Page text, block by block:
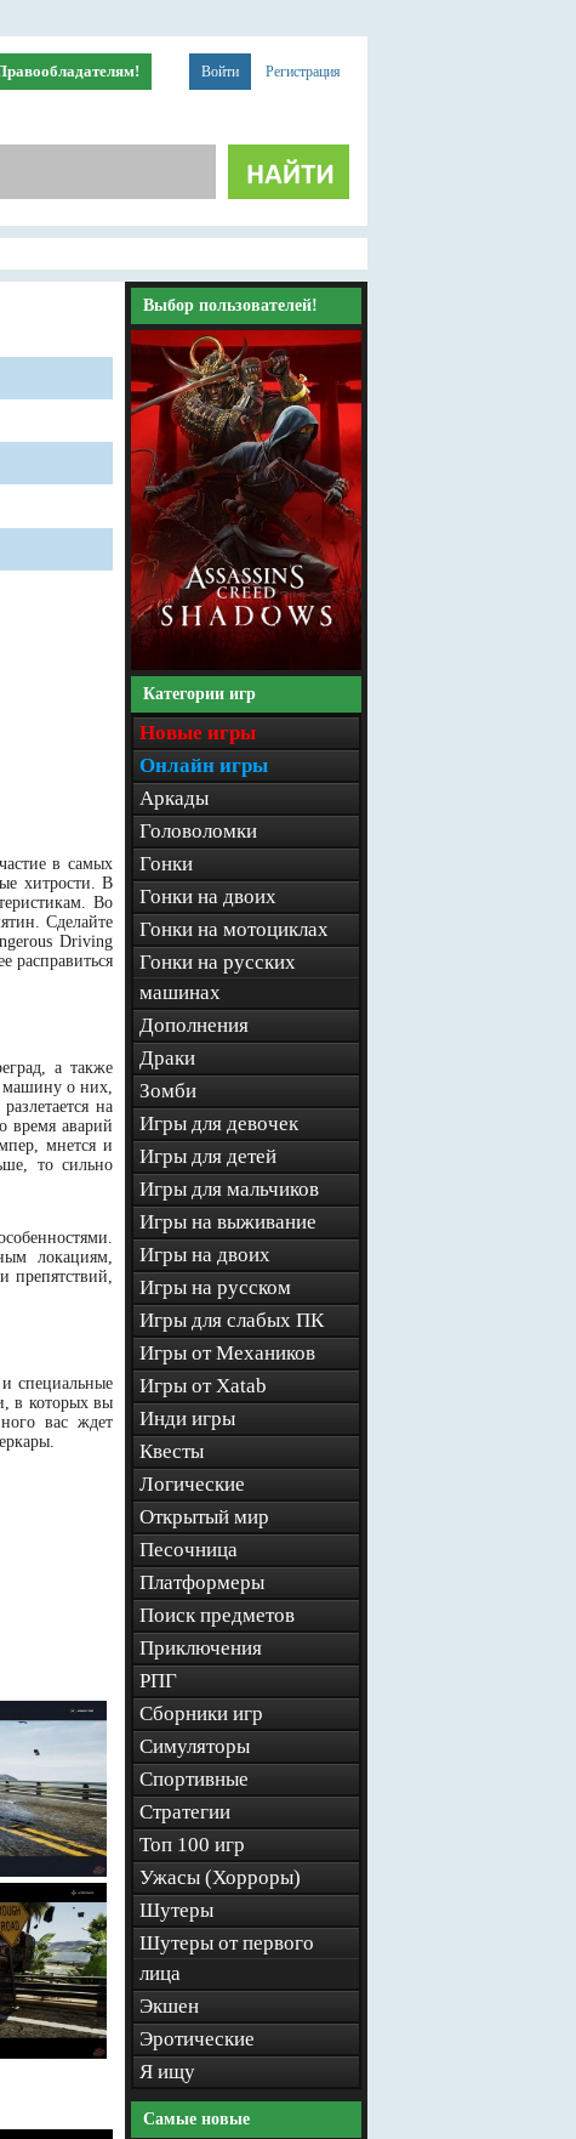
Войти Регистрация
в самых
хитрости. В
Во
Сделайте
Driving
расправиться
а также
машину о них,
на
время аварий
мнется и
то сильно
локациям,
препятствий,
специальные
в которых вы
вас ждет
Выбор пользователей!
Категории игр
Новые игры
Онлайн игры
Аркады
Головоломки
Гонки
Гонки на двоих
Гонки на мотоциклах
Гонки на русских
машинах
Дополнения
Драки
Зомби
Игры для девочек
Игры для детей
Игры для мальчиков
Игры на выживание
Игры на двоих
Игры на русском
Игры для слабых ПК
Игры от Механиков
Игры от Xatab
Инди игры
Квесты
Логические
Открытый мир
Песочница
Платформеры
Поиск предметов
Приключения
РПГ
Сборники игр
Симуляторы
Спортивные
Стратегии
Топ 100 игр
Ужасы (Хорроры)
Шутеры
Шутеры от первого
лица
Экшен
Эротические
Я ищу
Самые новые